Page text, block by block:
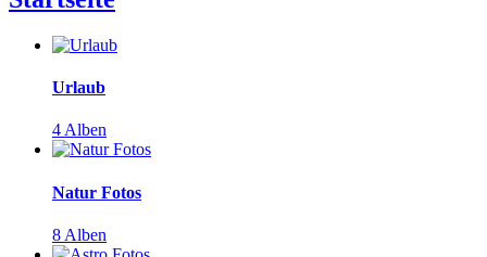
Urlaub
4 Alben
Natur Fotos
8 Alben